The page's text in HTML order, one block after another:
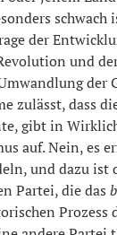
schwach
der
und
der
zulässt, dass
gibt in
auf. Nein, es
und dazu ist
Partei, die das
Prozess